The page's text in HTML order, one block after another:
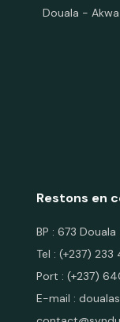
Douala - Akwa
Restons en
BP : 673
Tel : (+237)
Port : (+237)
E-mail :